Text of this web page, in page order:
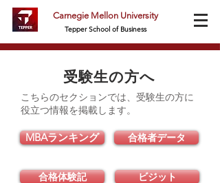
Carnegie Mellon University
Tepper School of Business
受験生の方へ
こちらのセクションでは、受験生の方に
役立つ情報を掲載します。​
MBAランキング 合格者データ
合格体験記 ビジット